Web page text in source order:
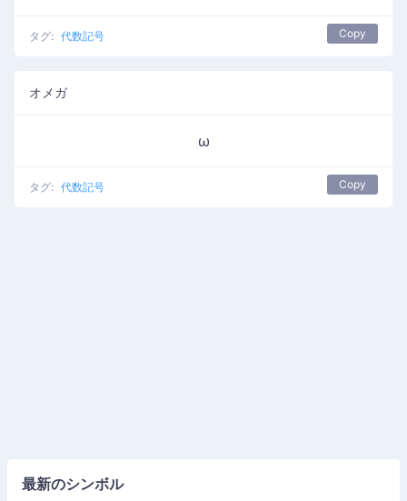
タグ: 代数記号 Copy
オメガ
ω
タグ: 代数記号 Copy
最新のシンボル